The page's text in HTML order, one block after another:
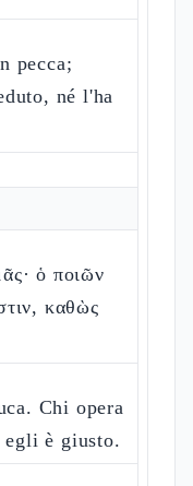
pecca;
né l'ha
ὁ ποιῶν
καθὼς
Chi opera
è giusto.